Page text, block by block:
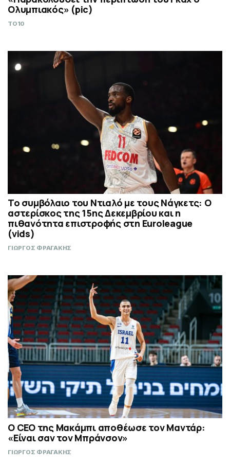
Ολυμπιακός» (pic)
TO10
Το συμβόλαιο του Ντιαλό με τους Νάγκετς: Ο
αστερίσκος της 15ης Δεκεμβρίου και η
πιθανότητα επιστροφής στη Euroleague
(vids)
ΓΙΩΡΓΟΣ ΦΡΑΓΑΚΗΣ
Ο CEO της Μακάμπι αποθέωσε τον Μαντάρ:
«Είναι σαν τον Μπράνσον»
ΓΙΩΡΓΟΣ ΦΡΑΓΑΚΗΣ